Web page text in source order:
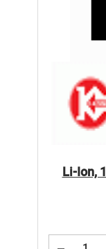
Li-Ion,